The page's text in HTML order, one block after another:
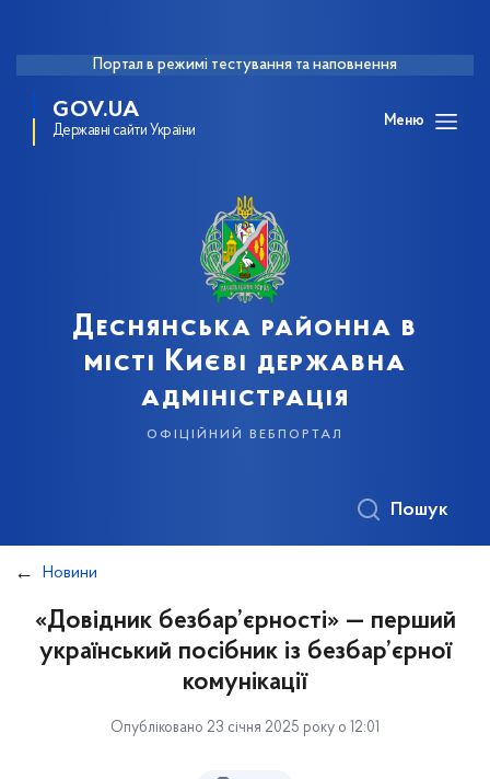
Портал в режимі тестування та наповнення
GOV.UA
Державні сайти України
Меню
Деснянська районна в
місті Києві державна
адміністрація
офіційний вебпортал
Пошук
Новини
«Довідник безбар’єрності» — перший
український посібник із безбар’єрної
комунікації
Опубліковано 23 січня 2025 року о 12:01